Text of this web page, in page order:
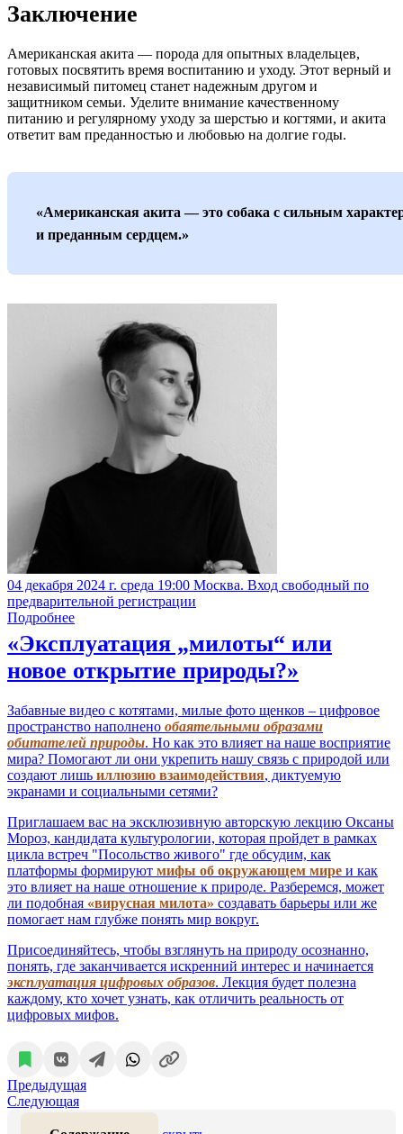
Заключение
Американская акита — порода для опытных владельцев,
готовых посвятить время воспитанию и уходу. Этот верный и
независимый питомец станет надежным другом и
защитником семьи. Уделите внимание качественному
питанию и регулярному уходу за шерстью и когтями, и акита
ответит вам преданностью и любовью на долгие годы.
«Американская акита — это собака с сильным
и преданным сердцем.»
04 декабря 2024 г. среда 19:00 Москва. Вход свободный по
предварительной регистрации
Подробнее
«Эксплуатация „милоты“ или
новое открытие природы?»
Забавные видео с котятами, милые фото щенков – цифровое
пространство наполнено обаятельными образами
обитателей природы. Но как это влияет на наше восприятие
мира? Помогают ли они укрепить нашу связь с природой или
создают лишь иллюзию взаимодействия, диктуемую
экранами и социальными сетями?
Приглашаем вас на эксклюзивную авторскую лекцию Оксаны
Мороз, кандидата культурологии, которая пройдет в рамках
цикла встреч "Посольство живого" где обсудим, как
платформы формируют мифы об окружающем мире и как
это влияет на наше отношение к природе. Разберемся, может
ли подобная «вирусная милота» создавать барьеры или же
помогает нам глубже понять мир вокруг.
Присоединяйтесь, чтобы взглянуть на природу осознанно,
понять, где заканчивается искренний интерес и начинается
эксплуатация цифровых образов. Лекция будет полезна
каждому, кто хочет узнать, как отличить реальность от
цифровых мифов.
Предыдущая
Следующая